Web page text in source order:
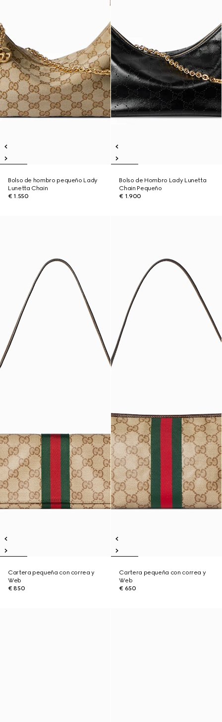
Bolso de hombro pequeño Lady
Lunetta Chain
€ 1.550
Bolso de Hombro Lady Lunetta
Chain Pequeño
€ 1.900
Cartera pequeña con correa y
Web
€ 850
Cartera pequeña con correa y
Web
€ 650